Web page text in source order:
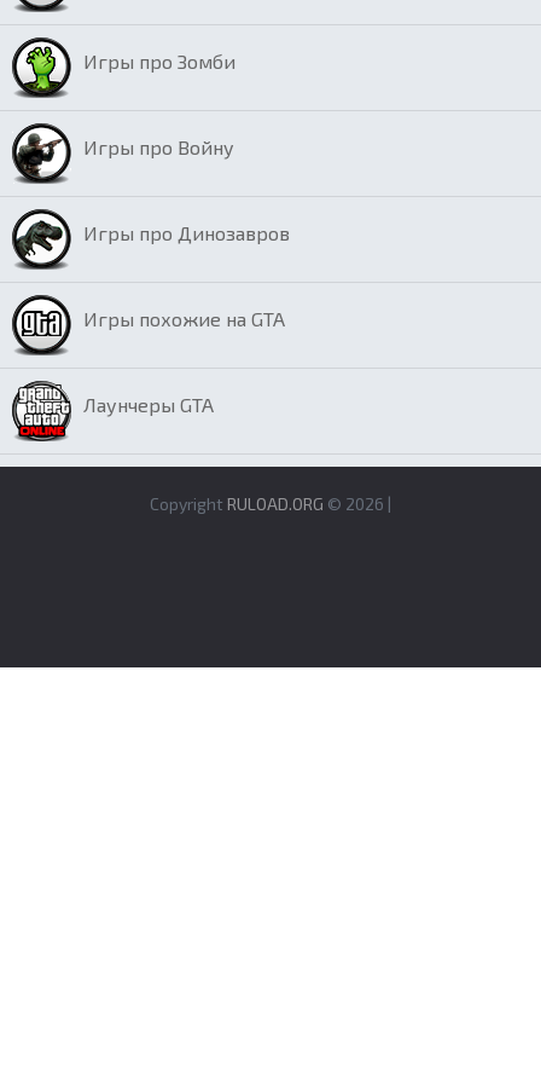
Игры про Зомби
Игры про Войну
Игры про Динозавров
Игры похожие на GTA
Лаунчеры GTA
Copyright RULOAD.ORG © 2026 |